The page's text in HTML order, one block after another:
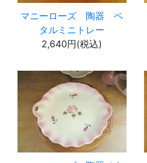
マニーローズ 陶器 ペ
タルミニトレー
2,640円(税込)